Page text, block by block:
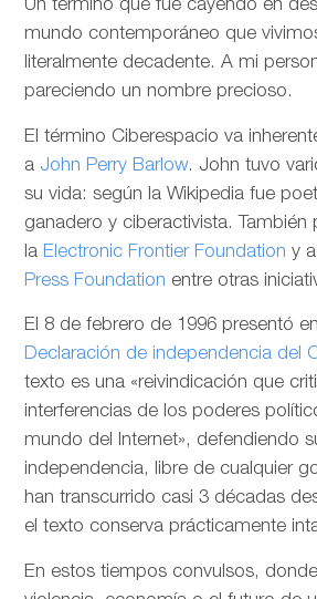
Un término que fue cayendo en
mundo contemporáneo que
literalmente decadente. A mi
pareciendo un nombre precioso.
El término Ciberespacio va
a John Perry Barlow. John tuvo
su vida: según la Wikipedia fue
ganadero y ciberactivista. También
la Electronic Frontier Foundation y
Press Foundation entre otras
El 8 de febrero de 1996 presentó
Declaración de independencia del
texto es una «reivindicación que
interferencias de los poderes
mundo del Internet», defendiendo
independencia, libre de cualquier
han transcurrido casi 3 décadas
el texto conserva prácticamente
En estos tiempos convulsos,